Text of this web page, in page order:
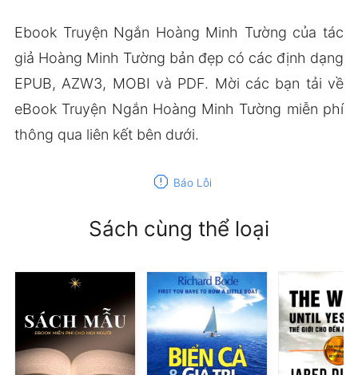
Ebook Truyện Ngắn Hoàng Minh Tường của tác
giả Hoàng Minh Tường bản đẹp có các định dạng
EPUB, AZW3, MOBI và PDF. Mời các bạn tải về
eBook Truyện Ngắn Hoàng Minh Tường miễn phí
thông qua liên kết bên dưới.
report Báo Lỗi
Sách cùng thể loại